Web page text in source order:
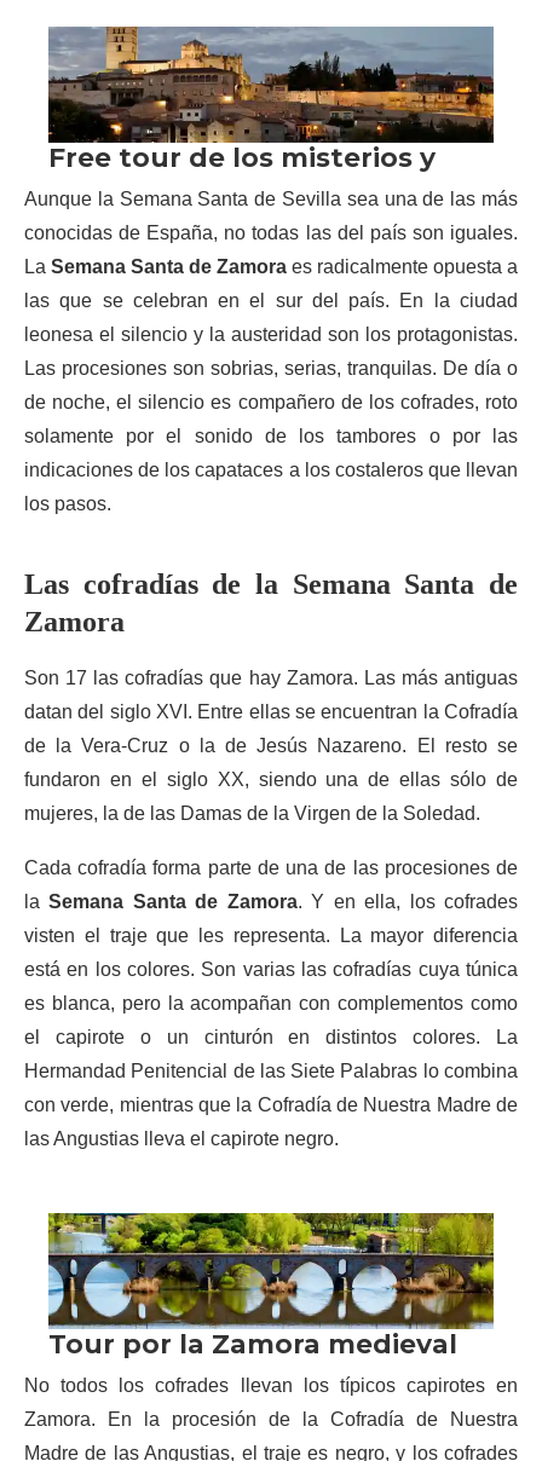
Aunque la Semana Santa de Sevilla sea una de las más
conocidas de España, no todas las del país son iguales.
La Semana Santa de Zamora es radicalmente opuesta a
las que se celebran en el sur del país. En la ciudad
leonesa el silencio y la austeridad son los protagonistas.
Las procesiones son sobrias, serias, tranquilas. De día o
de noche, el silencio es compañero de los cofrades, roto
solamente por el sonido de los tambores o por las
indicaciones de los capataces a los costaleros que llevan
los pasos.
Las cofradías de la Semana Santa de
Zamora
Son 17 las cofradías que hay Zamora. Las más antiguas
datan del siglo XVI. Entre ellas se encuentran la Cofradía
de la Vera-Cruz o la de Jesús Nazareno. El resto se
fundaron en el siglo XX, siendo una de ellas sólo de
mujeres, la de las Damas de la Virgen de la Soledad.
Cada cofradía forma parte de una de las procesiones de
laSemana Santa de Zamora. Y en ella, los cofrades
visten el traje que les representa. La mayor diferencia
está en los colores. Son varias las cofradías cuya túnica
es blanca, pero la acompañan con complementos como
el capirote o un cinturón en distintos colores. La
Hermandad Penitencial de las Siete Palabras lo combina
con verde, mientras que la Cofradía de Nuestra Madre de
las Angustias lleva el capirote negro.
No todos los cofrades llevan los típicos capirotes en
Zamora. En la procesión de la Cofradía de Nuestra
Madre de las Angustias, el traje es negro, y los cofrades